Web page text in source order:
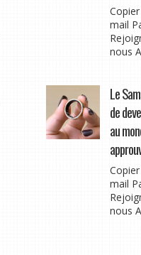
mail
nous
Le
de
au
mail
nous